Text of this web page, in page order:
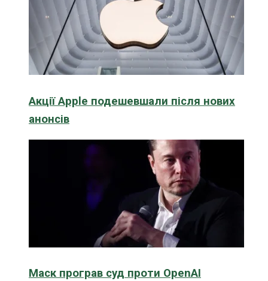
Акції Apple подешевшали після нових
анонсів
Маск програв суд проти OpenAI